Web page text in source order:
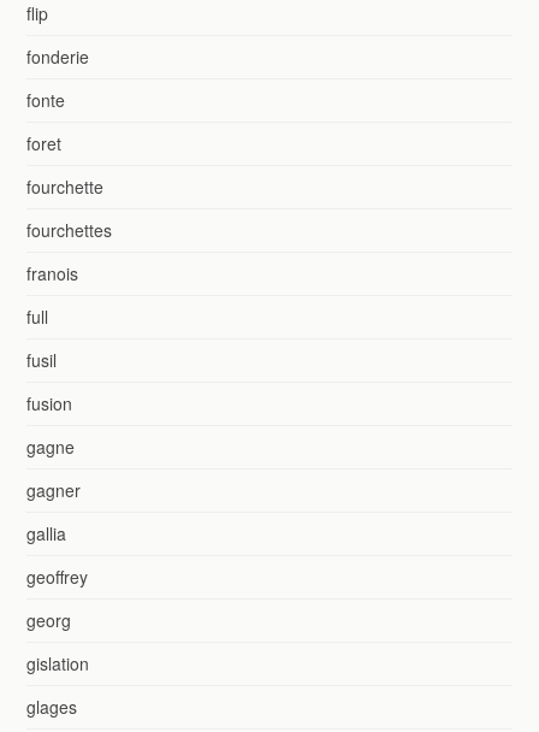
flip
fonderie
fonte
foret
fourchette
fourchettes
franois
full
fusil
fusion
gagne
gagner
gallia
geoffrey
georg
gislation
glages